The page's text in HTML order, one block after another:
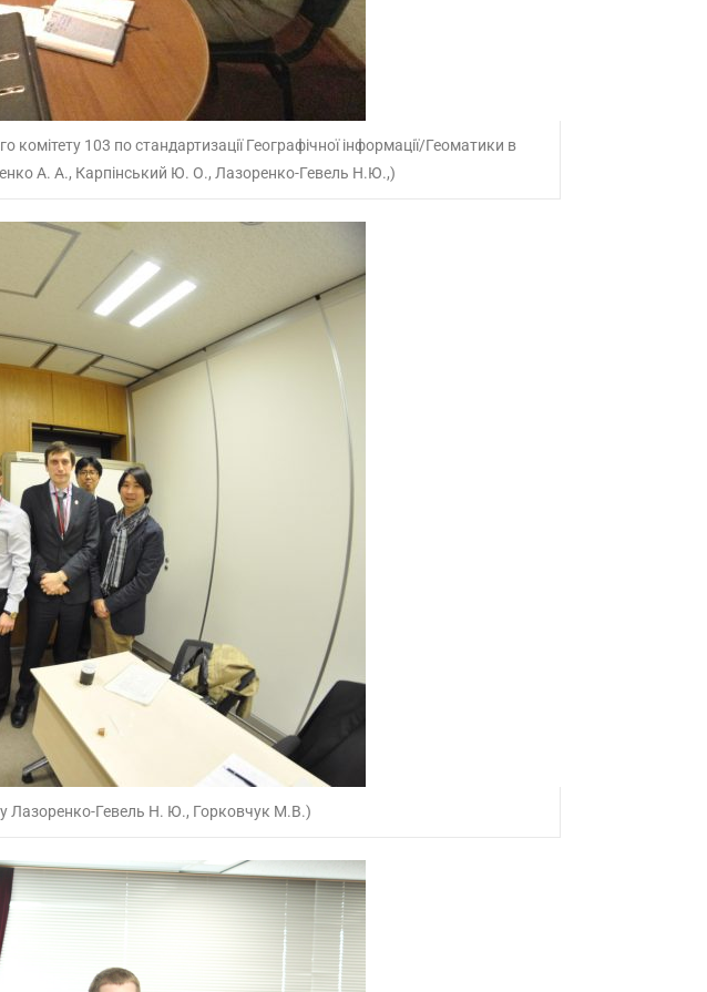
комітету 103 по стандартизації Географічної інформації/Геоматики в
А. А., Карпінський Ю. О., Лазоренко-Гевель Н.Ю.,)
Лазоренко-Гевель Н. Ю., Горковчук М.В.)